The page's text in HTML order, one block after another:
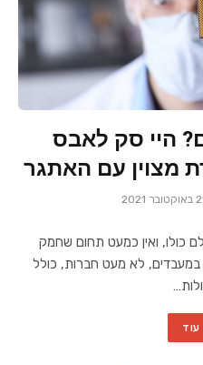
היי סק לאבס
מצוין עם האתגר
2021
כולו, ואין כמעט תחום שחמק
במעבדים, לא מעט חברות, כולל